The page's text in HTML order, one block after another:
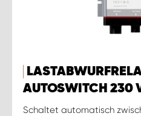
AUTOSWITCH 230
Schaltet automatisch